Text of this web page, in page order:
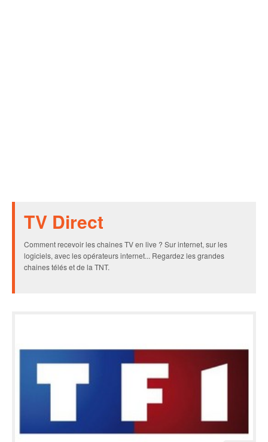
TV Direct
Comment recevoir les chaines TV en live ? Sur internet, sur les
logiciels, avec les opérateurs internet... Regardez les grandes
chaines télés et de la TNT.